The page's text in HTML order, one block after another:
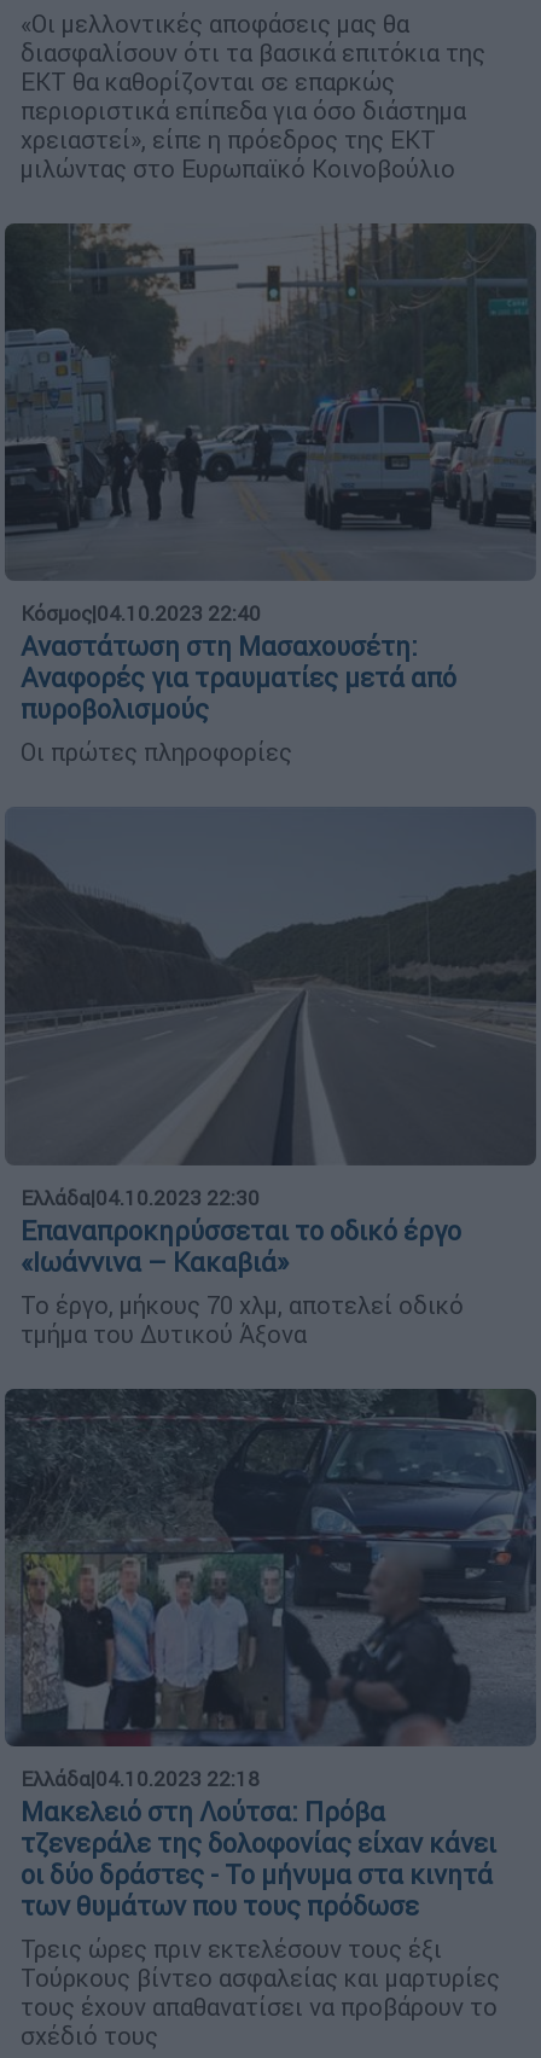
«Οι μελλοντικές αποφάσεις μας θα
διασφαλίσουν ότι τα βασικά επιτόκια της
ΕΚΤ θα καθορίζονται σε επαρκώς
περιοριστικά επίπεδα για όσο διάστημα
χρειαστεί», είπε η πρόεδρος της ΕΚΤ
μιλώντας στο Ευρωπαϊκό Κοινοβούλιο
Κόσμος|04.10.2023 22:40
Αναστάτωση στη Μασαχουσέτη:
Αναφορές για τραυματίες μετά από
πυροβολισμούς
Οι πρώτες πληροφορίες
Ελλάδα|04.10.2023 22:30
Επαναπροκηρύσσεται το οδικό έργο
«Ιωάννινα – Κακαβιά»
Το έργο, μήκους 70 χλμ, αποτελεί οδικό
τμήμα του Δυτικού Άξονα
Ελλάδα|04.10.2023 22:18
Μακελειό στη Λούτσα: Πρόβα
τζενεράλε της δολοφονίας είχαν κάνει
οι δύο δράστες - Το μήνυμα στα κινητά
των θυμάτων που τους πρόδωσε
Τρεις ώρες πριν εκτελέσουν τους έξι
Τούρκους βίντεο ασφαλείας και μαρτυρίες
τους έχουν απαθανατίσει να προβάρουν το
σχέδιό τους